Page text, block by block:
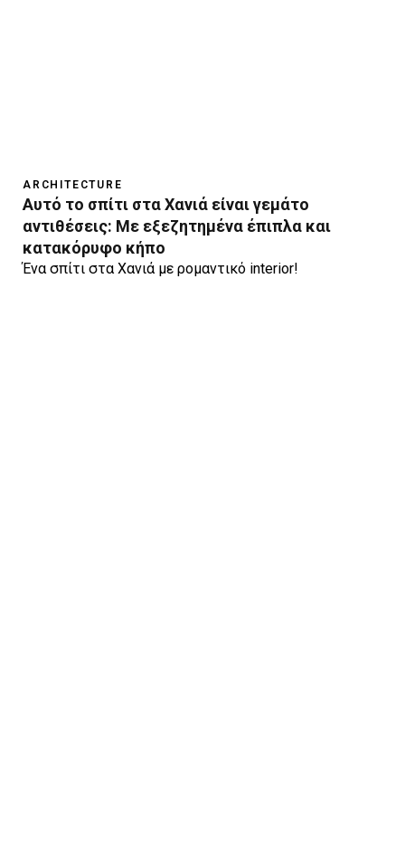
ARCHITECTURE
Αυτό το σπίτι στα Χανιά είναι γεμάτο
αντιθέσεις: Με εξεζητημένα έπιπλα και
κατακόρυφο κήπο
Ένα σπίτι στα Χανιά με ρομαντικό interior!